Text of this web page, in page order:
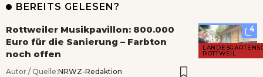
BEREITS GELESEN?
4
ROTTWEIL
Rottweiler Musikpavillon: 800.000
Euro für die Sanierung – Farbton
noch offen
Autor / Quelle:NRWZ-Redaktion